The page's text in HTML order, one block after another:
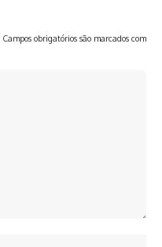
Campos obrigatórios são marcados com